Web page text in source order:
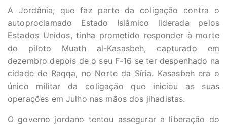
A Jordânia, que faz parte da coligação contra o
autoproclamado Estado Islâmico liderada pelos
Estados Unidos, tinha prometido responder à morte
do piloto Muath al-Kasasbeh, capturado em
dezembro depois de o seu F-16 se ter despenhado na
cidade de Raqqa, no Norte da Síria. Kasasbeh era o
único militar da coligação que iniciou as suas
operações em Julho nas mãos dos jihadistas.
O governo jordano tentou assegurar a liberação do